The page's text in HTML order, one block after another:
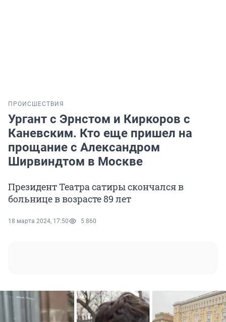
ПРОИСШЕСТВИЯ
Ургант с Эрнстом и Киркоров с
Каневским. Кто еще пришел на
прощание с Александром
Ширвиндтом в Москве
Президент Театра сатиры скончался в
больнице в возрасте 89 лет
18 марта 2024, 17:50 5 860